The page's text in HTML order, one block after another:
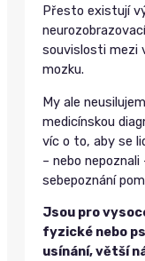
Přesto existují
souvislosti mezi
mozku.
My ale
medicínskou
víc o to, aby se
– nebo
sebepoznání
Jsou pro
fyzické nebo
usínání, větší